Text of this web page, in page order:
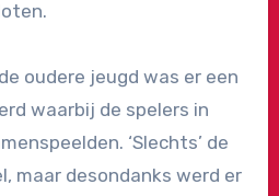
oudere jeugd was er een
waarbij de spelers in
‘Slechts’ de
maar desondanks werd er